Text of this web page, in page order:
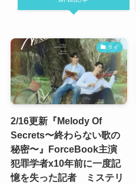
タイ
2/16更新『Melody Of
Secrets〜終わらない歌の
秘密〜』ForceBook主演
犯罪学者x10年前に一度記
憶を失った記者 ミステリ